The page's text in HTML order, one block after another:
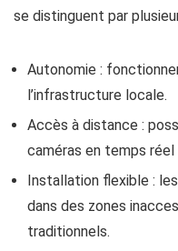
se distinguent par
Autonomie :
l’infrastructure locale.
Accès à distance :
caméras en temps réel
Installation flexible :
dans des zones
traditionnels.